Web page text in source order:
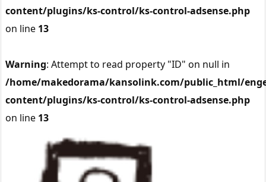
content/plugins/ks-control/ks-control-adsense.php
on line 13
Warning: Attempt to read property "ID" on null in
/home/makedorama/kansolink.com/public_html/
content/plugins/ks-control/ks-control-adsense.php
on line 13